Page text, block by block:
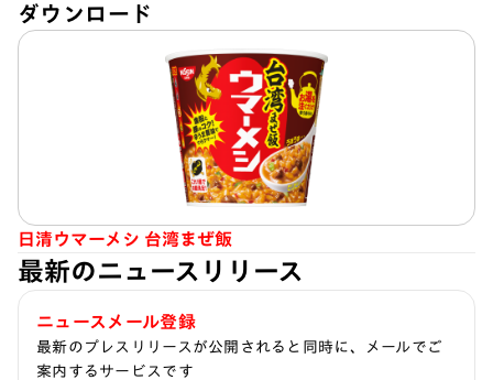
ダウンロード
日清ウマーメシ 台湾まぜ飯
最新のニュースリリース
ニュースメール登録
最新のプレスリリースが公開されると同時に、メールでご
案内するサービスです